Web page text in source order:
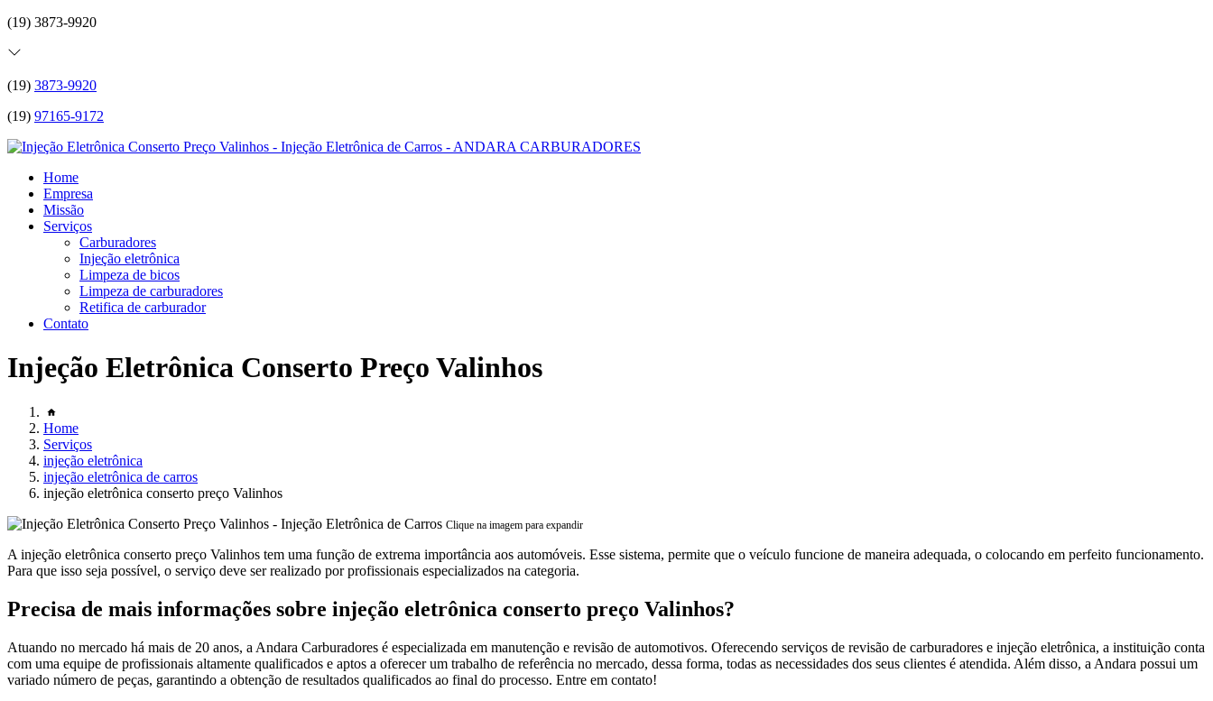
(19) 3873-9920
(19) 3873-9920
(19) 97165-9172
Home
Empresa
Missão
Serviços
Carburadores
Injeção eletrônica
Limpeza de bicos
Limpeza de carburadores
Retifica de carburador
Contato
Injeção Eletrônica Conserto Preço Valinhos
Home
Serviços
injeção eletrônica
injeção eletrônica de carros
injeção eletrônica conserto preço Valinhos
Clique na imagem para expandir
A injeção eletrônica conserto preço Valinhos tem uma função de extrema importância aos automóveis. Esse sistema, permite que o veículo funcione de maneira adequada, o colocando em perfeito funcionamento.
Para que isso seja possível, o serviço deve ser realizado por profissionais especializados na categoria.
Precisa de mais informações sobre injeção eletrônica conserto preço Valinhos?
Atuando no mercado há mais de 20 anos, a Andara Carburadores é especializada em manutenção e revisão de automotivos. Oferecendo serviços de revisão de carburadores e injeção eletrônica, a instituição conta
com uma equipe de profissionais altamente qualificados e aptos a oferecer um trabalho de referência no mercado, dessa forma, todas as necessidades dos seus clientes é atendida. Além disso, a Andara possui um
variado número de peças, garantindo a obtenção de resultados qualificados ao final do processo. Entre em contato!